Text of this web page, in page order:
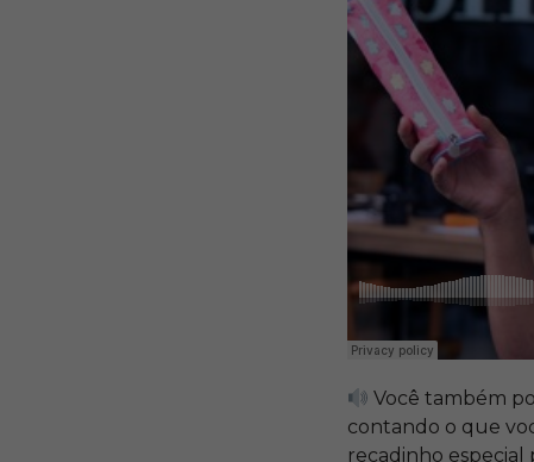
Você também
contando o que
recadinho especial